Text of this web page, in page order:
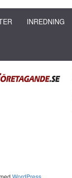
INREDNING
WordPress